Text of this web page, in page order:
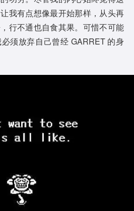
我有点想像最开始那样，从头再
行不通也自食其果。可惜不可能
须放弃自己曾经 GARRET 的身